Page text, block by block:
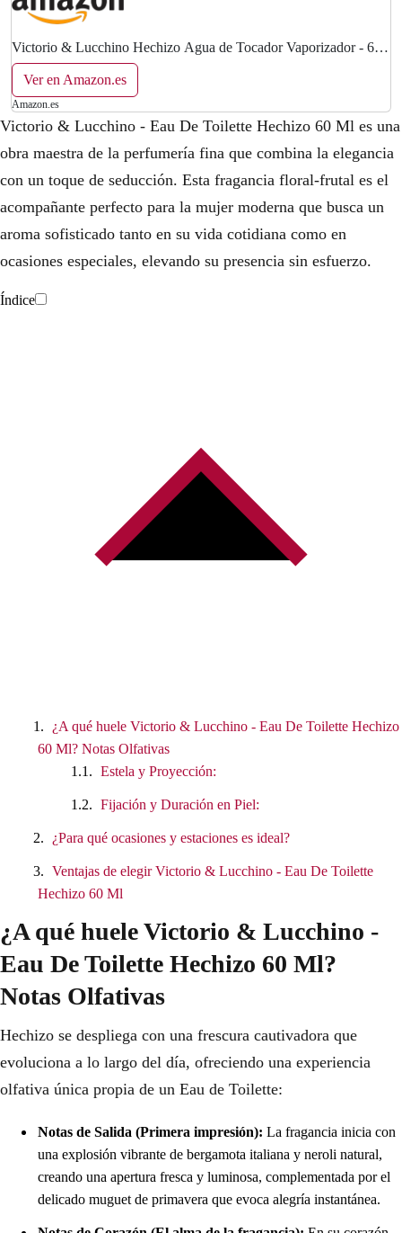
Victorio & Lucchino Hechizo Agua de Tocador Vaporizador - 60
ml
Ver en Amazon.es
Amazon.es
Victorio & Lucchino - Eau De Toilette Hechizo 60 Ml es una
obra maestra de la perfumería fina que combina la elegancia
con un toque de seducción. Esta fragancia floral-frutal es el
acompañante perfecto para la mujer moderna que busca un
aroma sofisticado tanto en su vida cotidiana como en
ocasiones especiales, elevando su presencia sin esfuerzo.
Índice
¿A qué huele Victorio & Lucchino - Eau De Toilette Hechizo
60 Ml? Notas Olfativas
Estela y Proyección:
Fijación y Duración en Piel:
¿Para qué ocasiones y estaciones es ideal?
Ventajas de elegir Victorio & Lucchino - Eau De Toilette
Hechizo 60 Ml
¿A qué huele Victorio & Lucchino -
Eau De Toilette Hechizo 60 Ml?
Notas Olfativas
Hechizo se despliega con una frescura cautivadora que
evoluciona a lo largo del día, ofreciendo una experiencia
olfativa única propia de un Eau de Toilette:
Notas de Salida (Primera impresión): La fragancia inicia con
una explosión vibrante de bergamota italiana y neroli natural,
creando una apertura fresca y luminosa, complementada por el
delicado muguet de primavera que evoca alegría instantánea.